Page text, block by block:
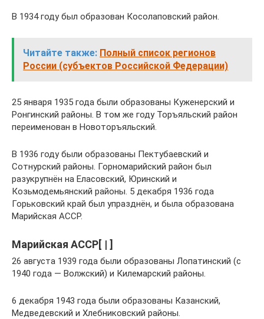
В 1934 году был образован Косолаповский район.
Читайте также: Полный список регионов
России (субъектов Российской Федерации)
25 января 1935 года были образованы Куженерский и
Ронгинский районы. В том же году Торъяльский район
переименован в Новоторъяльский.
В 1936 году были образованы Пектубаевский и
Сотнурский районы. Горномарийский район был
разукрупнён на Еласовский, Юринский и
Козьмодемьянский районы. 5 декабря 1936 года
Горьковский край был упразднён, и была образована
Марийская АССР.
Марийская АССР[ | ]
26 августа 1939 года были образованы Лопатинский (с
1940 года — Волжский) и Килемарский районы.
6 декабря 1943 года были образованы Казанский,
Медведевский и Хлебниковский районы.